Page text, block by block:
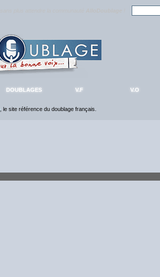
DOUBLAGES V.F V.O
, le site référence du doublage français.